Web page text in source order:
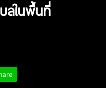
ลในพื้นที่